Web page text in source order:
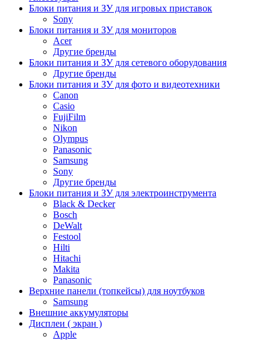
Блоки питания и ЗУ для игровых приставок
Sony
Блоки питания и ЗУ для мониторов
Acer
Другие бренды
Блоки питания и ЗУ для сетевого оборудования
Другие бренды
Блоки питания и ЗУ для фото и видеотехники
Canon
Casio
FujiFilm
Nikon
Olympus
Panasonic
Samsung
Sony
Другие бренды
Блоки питания и ЗУ для электроинструмента
Black & Decker
Bosch
DeWalt
Festool
Hilti
Hitachi
Makita
Panasonic
Верхние панели (топкейсы) для ноутбуков
Samsung
Внешние аккумуляторы
Дисплеи ( экран )
Apple